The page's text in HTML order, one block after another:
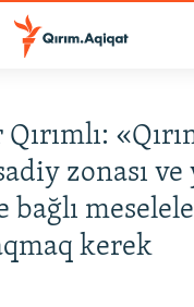
zonası ve
bağlı
kerek